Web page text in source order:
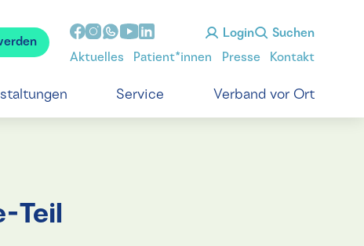
Login Suchen
Aktuelles Patient*innen Presse Kontakt
Service Verband vor Ort
Teil